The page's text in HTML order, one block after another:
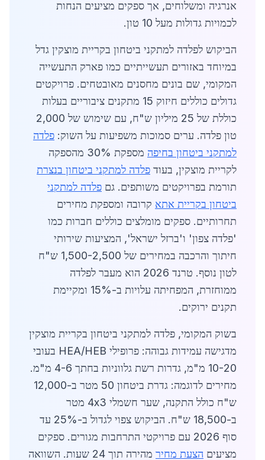
אנרגיה ומשלוחים, אך ספקים מציעים הנחות
לכמויות גדולות מעל 10 טון.
הביקוש לפלדה למתקני ביטחון בקריית מוצקין גדל
במיוחד באזורים תעשייתיים כמו פארק התעשייה
המקומי, שם בונים מחסנים מאובטחים. פרויקטים
גדולים כוללים חיזוק 15 מתקנים ציבוריים בעלות
כוללת של 25 מיליון ש"ח, עם שימוש של 2,000
טון פלדה. ערים סמוכות משפיעות על השוק: פלדה
למתקני ביטחון בחיפה
מספקת 30% מהספקה
לקריית מוצקין, בעוד פלדה למתקני ביטחון בנצרת
תורמת בפרויקטים משותפים. גם פלדה למתקני
ביטחון בקריית אתא קרובה ומספקת מחירים
תחרותיים. ספקים מומלצים כוללים חברות כמו
'פלדה צפון' ו'ברזל ישראל', המציעות שירותי
חיתוך והרכבה במחירים של 1,500-2,500 ש"ח
לטון נוסף. טרנד 2026 הוא מעבר לפלדה
ממוחזרת, המפחיתה עלויות ב-15% ומקיימת
תקנים ירוקים.
בשוק המקומי, פלדה למתקני ביטחון בקריית מוצקין
מדגישה עמידות גבוהה: פרופילי HEA/HEB בעובי
10-20 מ"מ, גדרות רשת גלווניות בחתך 4-6 מ"מ.
מחירים לדוגמה: גדרת ביטחון 50 מטר ב-12,000
ש"ח כולל התקנה, שער חשמלי 4x3 מטר
ב-18,500 ש"ח. הביקוש צפוי לגדול ב-25% עד
סוף 2026 עם פרויקטי התרחבות מגורים. ספקים
מציעים הצעת מחיר
מהירה תוך 24 שעות. השוואה